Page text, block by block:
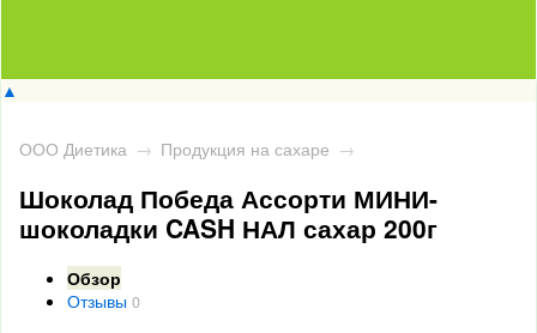
▲
ООО Диетика → Продукция на сахаре →
Шоколад Победа Ассорти МИНИ-
шоколадки CASH НАЛ сахар 200г
Обзор
Отзывы 0